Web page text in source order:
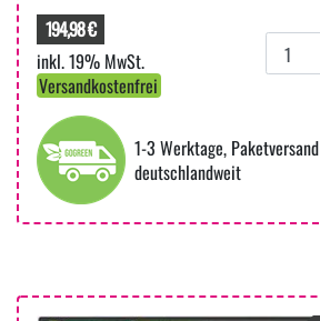
194,98 €
inkl. 19% MwSt.
Versandkostenfrei
1-3 Werktage, Paketversand
deutschlandweit